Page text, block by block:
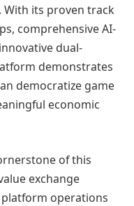
its proven track
comprehensive AI-
dual-
demonstrates
democratize game
economic
of this
exchange
operations